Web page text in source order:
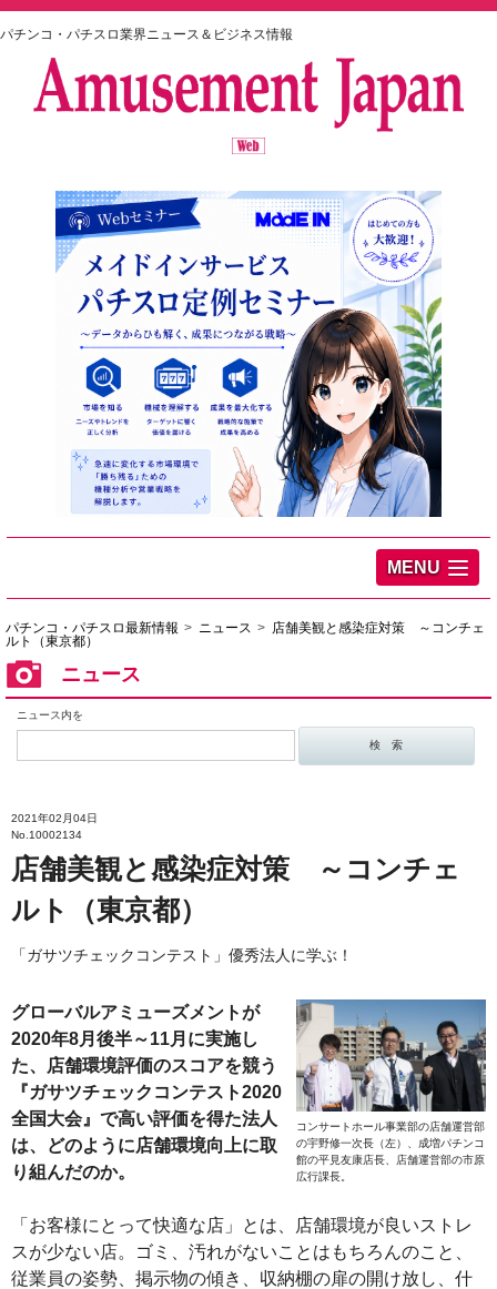
パチンコ・パチスロ業界ニュース＆ビジネス情報
MENU
パチンコ・パチスロ最新情報 ニュース
店舗美観と感染症対策 ～コンチェ
ルト（東京都）
ニュース
ニュース内を
2021年02月04日
No.10002134
店舗美観と感染症対策 ～コンチェ
ルト（東京都）
「ガサツチェックコンテスト」優秀法人に学ぶ！
コンサートホール事業部の店舗運営部
の宇野修一次長（左）、成増パチンコ
館の平見友康店長、店舗運営部の市原
広行課長。
グローバルアミューズメントが
2020年8月後半～11月に実施し
た、店舗環境評価のスコアを競う
『ガサツチェックコンテスト2020
全国大会』で高い評価を得た法人
は、どのように店舗環境向上に取
り組んだのか。
「お客様にとって快適な店」とは、店舗環境が良いストレ
スが少ない店。ゴミ、汚れがないことはもちろんのこと、
従業員の姿勢、掲示物の傾き、収納棚の扉の開け放し、什